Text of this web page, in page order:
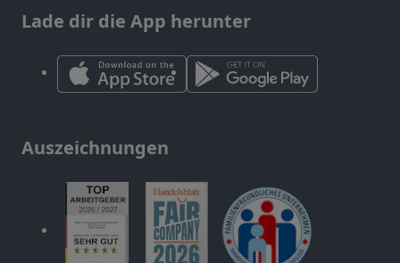
Lade dir die App herunter
Auszeichnungen